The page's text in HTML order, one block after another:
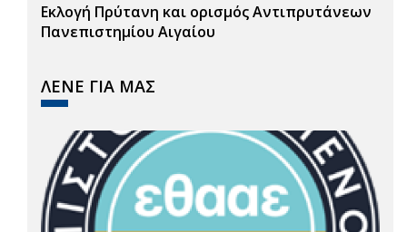
Εκλογή Πρύτανη και ορισμός Αντιπρυτάνεων
Πανεπιστημίου Αιγαίου
ΛΕΝΕ ΓΙΑ ΜΑΣ